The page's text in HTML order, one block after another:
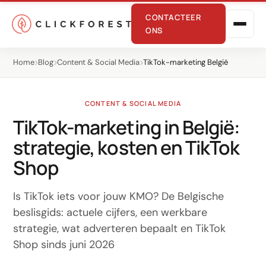
CONTACTEER
ONS
Online marketing
SEO
GEO
CRO
Home Blog Content & Social Media TikTok-marketing België
CONTENT & SOCIAL MEDIA
TikTok-marketing in België:
strategie, kosten en TikTok
Shop
Is TikTok iets voor jouw KMO? De Belgische
beslisgids: actuele cijfers, een werkbare
strategie, wat adverteren bepaalt en TikTok
Shop sinds juni 2026